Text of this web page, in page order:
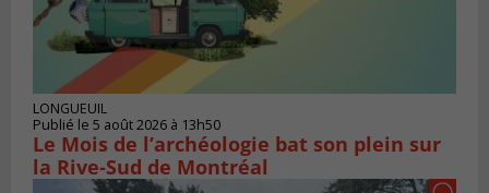
LONGUEUIL
Publié le 5 août 2026 à 13h50
Le Mois de l’archéologie bat son plein sur
la Rive-Sud de Montréal